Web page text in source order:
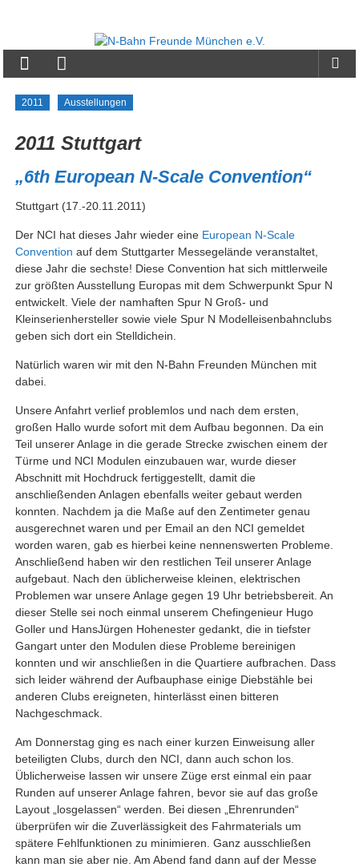
Bahn
Freunde
e.V.
2011 Ausstellungen
2011 Stuttgart
„6th European N-Scale Convention“
Stuttgart (17.-20.11.2011)
Der NCI hat dieses Jahr wieder eine European N-Scale
Convention auf dem Stuttgarter Messegelände veranstaltet,
diese Jahr die sechste! Diese Convention hat sich mittlerweile
zur größten Ausstellung Europas mit dem Schwerpunkt Spur N
entwickelt. Viele der namhaften Spur N Groß- und
Kleinserienhersteller sowie viele Spur N Modelleisenbahnclubs
geben sich dort ein Stelldichein.
Natürlich waren wir mit den N-Bahn Freunden München mit
dabei.
Unsere Anfahrt verlief problemlos und nach dem ersten,
großen Hallo wurde sofort mit dem Aufbau begonnen. Da ein
Teil unserer Anlage in die gerade Strecke zwischen einem der
Türme und NCI Modulen einzubauen war, wurde dieser
Abschnitt mit Hochdruck fertiggestellt, damit die
anschließenden Anlagen ebenfalls weiter gebaut werden
konnten. Nachdem ja die Maße auf den Zentimeter genau
ausgerechnet waren und per Email an den NCI gemeldet
worden waren, gab es hierbei keine nennenswerten Probleme.
Anschließend haben wir den restlichen Teil unserer Anlage
aufgebaut. Nach den üblicherweise kleinen, elektrischen
Problemen war unsere Anlage gegen 19 Uhr betriebsbereit. An
dieser Stelle sei noch einmal unserem Chefingenieur Hugo
Goller und HansJürgen Hohenester gedankt, die in tiefster
Gangart unter den Modulen diese Probleme bereinigen
konnten und wir anschließen in die Quartiere aufbrachen. Dass
sich leider während der Aufbauphase einige Diebstähle bei
anderen Clubs ereigneten, hinterlässt einen bitteren
Nachgeschmack.
Am Donnerstag ging es nach einer kurzen Einweisung aller
beteiligten Clubs, durch den NCI, dann auch schon los.
Üblicherweise lassen wir unsere Züge erst einmal ein paar
Runden auf unserer Anlage fahren, bevor sie auf das große
Layout „losgelassen“ werden. Bei diesen „Ehrenrunden“
überprüfen wir die Zuverlässigkeit des Fahrmaterials um
spätere Fehlfunktionen zu minimieren. Ganz ausschließen
kann man sie aber nie. Am Abend fand dann auf der Messe